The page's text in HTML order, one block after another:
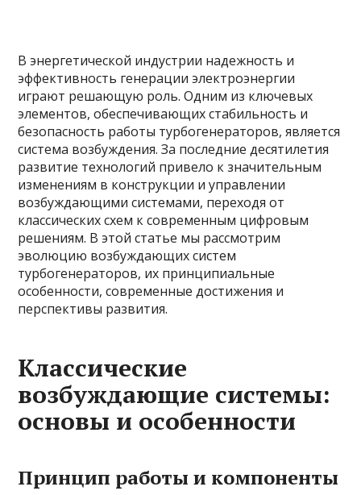
В энергетической индустрии надежность и
эффективность генерации электроэнергии
играют решающую роль. Одним из ключевых
элементов, обеспечивающих стабильность и
безопасность работы турбогенераторов, является
система возбуждения. За последние десятилетия
развитие технологий привело к значительным
изменениям в конструкции и управлении
возбуждающими системами, переходя от
классических схем к современным цифровым
решениям. В этой статье мы рассмотрим
эволюцию возбуждающих систем
турбогенераторов, их принципиальные
особенности, современные достижения и
перспективы развития.
Классические
возбуждающие системы:
основы и особенности
Принцип работы и компоненты